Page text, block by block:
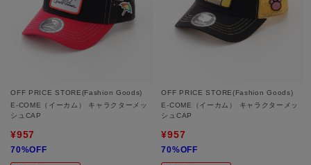
OFF PRICE STORE(Fashion Goods)
E-COME（イーカム） キャラクターメッ
シュCAP
¥957
70%OFF
OFF PRICE STORE(Fashion Goods)
E-COME（イーカム） キャラクターメッ
シュCAP
¥957
70%OFF